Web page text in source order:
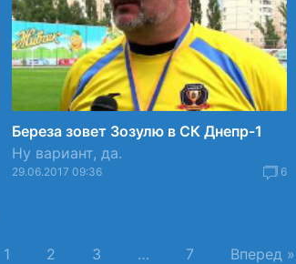
Береза зовет Зозулю в СК Днепр-1
Ну вариант, да.
29.06.2017 09:36 6
1 2 3 … 7 Вперед »